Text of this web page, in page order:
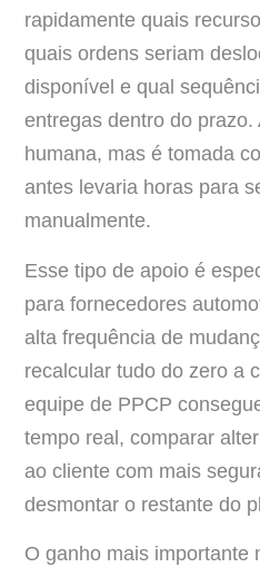
rapidamente quais
quais ordens seriam
disponível e qual
entregas dentro do prazo.
humana, mas é tomada
antes levaria horas para
manualmente.
Esse tipo de apoio é
para fornecedores
alta frequência de
recalcular tudo do zero a
equipe de PPCP
tempo real, comparar
ao cliente com mais
desmontar o restante do
O ganho mais importante